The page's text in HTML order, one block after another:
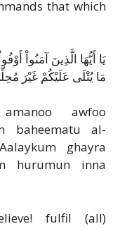
that which
يَا أَيُّهَا الَّذِينَ آمَنُواْ
مَا يُتْلَى عَلَيْكُمْ غَيْرَ
awfoo
baheematu al-
ghayra
hurumun inna
fulfil (all)